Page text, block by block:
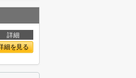
詳細
細を見る